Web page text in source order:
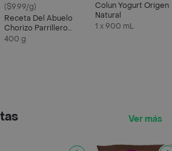
($9.99/g)
Receta Del Abuelo
Chorizo Parrillero
Premium
400 g
Colun Yogurt Origen
Natural
1 x 900 mL
Ver más